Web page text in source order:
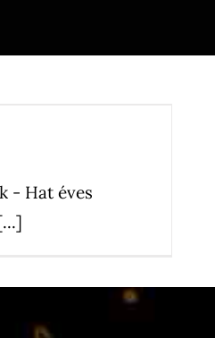
- Hat éves